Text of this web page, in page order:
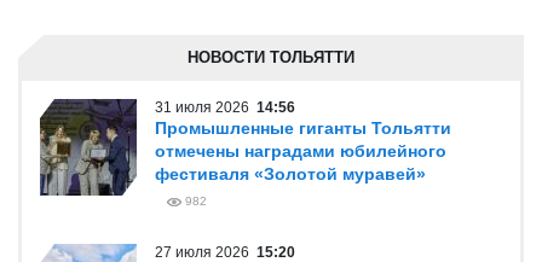
НОВОСТИ ТОЛЬЯТТИ
31 июля 2026 14:56
Промышленные гиганты Тольятти
отмечены наградами юбилейного
фестиваля «Золотой муравей»
982
27 июля 2026 15:20